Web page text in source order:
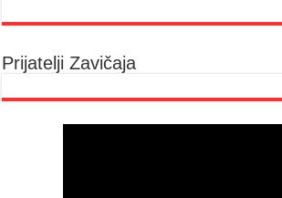
Prijatelji Zavičaja